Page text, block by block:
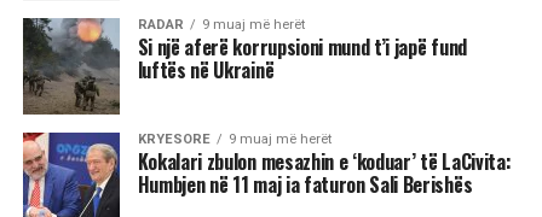
RADAR 9 muaj më herët
Si një aferë korrupsioni mund t’i japë fund
luftës në Ukrainë
KRYESORE 9 muaj më herët
Kokalari zbulon mesazhin e ‘koduar’ të LaCivita:
Humbjen në 11 maj ia faturon Sali Berishës